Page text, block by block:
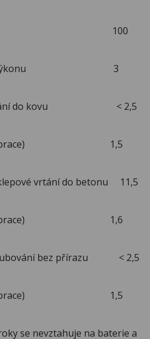
výkon 100
výkonu 3
- vrtání do kovu < 2,5
K 1 (vibrace) 1,5
vrtání do betonu 11,5
K 2 (vibrace) 1,6
bez přírazu < 2,5
K 3 (vibrace) 1,5
se nevztahuje na baterie a